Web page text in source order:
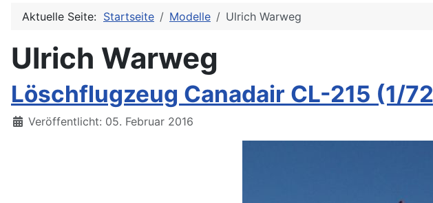
Aktuelle Seite: Startseite Modelle Ulrich Warweg
Ulrich Warweg
Löschflugzeug Canadair CL-215 (1/
Details
Veröffentlicht: 05. Februar 2016